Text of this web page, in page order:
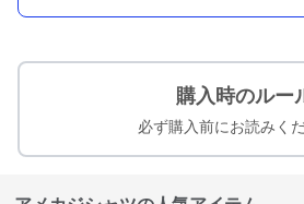
購入時のルー
必ず購入前にお読みくだ